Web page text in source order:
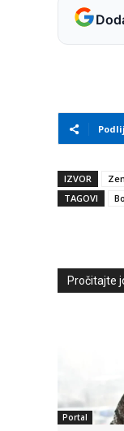
IZVOR
TAGOVI
Pročitajte
Portal